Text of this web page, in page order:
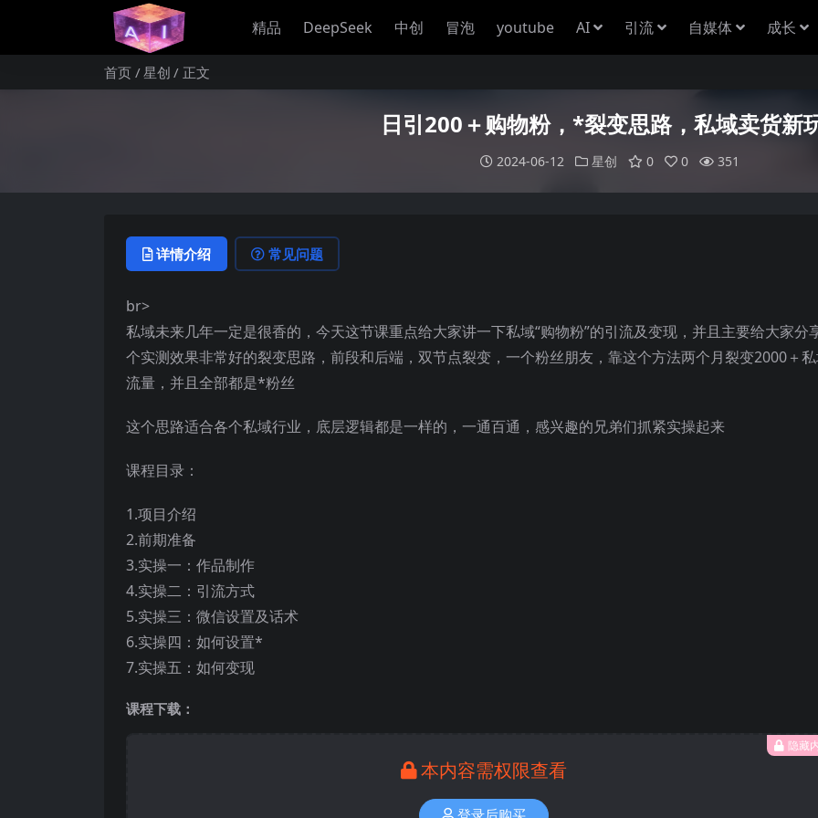
精品 DeepSeek 中创 冒泡 youtube AI 引流 自媒体 成长
首页 星创 正文
日引200＋购物粉，*裂变思路，私域卖货新
2024-06-12 星创 0 0 351
详情介绍 常见问题
br>
私域未来几年一定是很香的，今天这节课重点给大家讲一下私域“购物粉”的引流及变现，并且主要给大家分
个实测效果非常好的裂变思路，前段和后端，双节点裂变，一个粉丝朋友，靠这个方法两个月裂变2000＋
流量，并且全部都是*粉丝
这个思路适合各个私域行业，底层逻辑都是一样的，一通百通，感兴趣的兄弟们抓紧实操起来
课程目录：
1.项目介绍
2.前期准备
3.实操一：作品制作
4.实操二：引流方式
5.实操三：微信设置及话术
6.实操四：如何设置*
7.实操五：如何变现
课程下载：
隐藏
本内容需权限查看